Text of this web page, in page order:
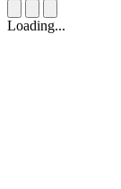
Loading...